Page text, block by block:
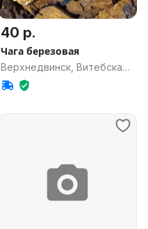
40 р.
Чага березовая
Верхнедвинск, Витебская
обл.